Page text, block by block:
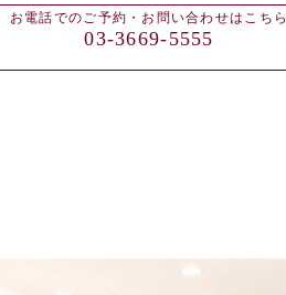
お電話でのご予約・お問い合わせはこちら
03-3669-5555